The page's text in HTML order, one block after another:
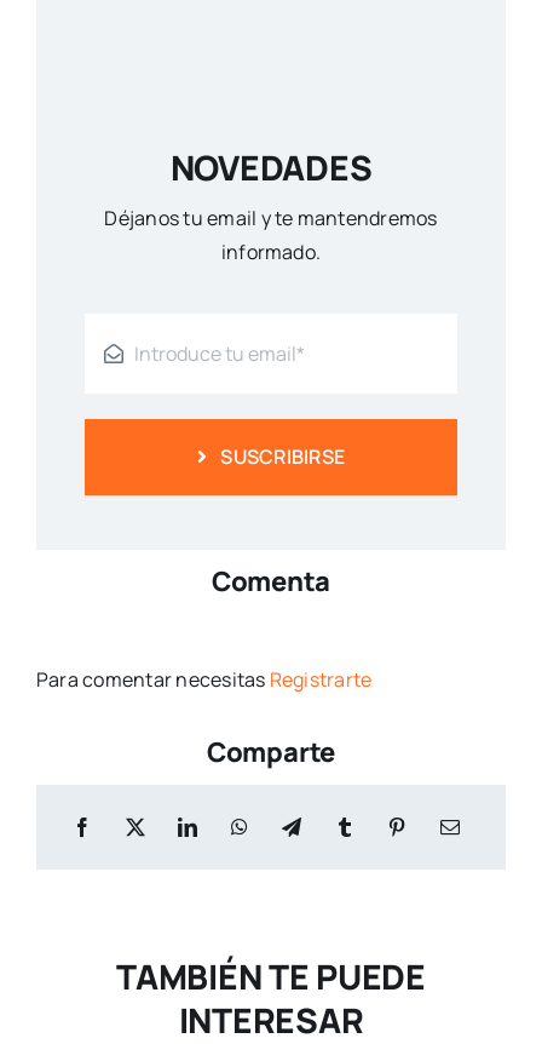
NOVEDADES
Déjanos tu email y te mantendremos
informado.
SUSCRIBIRSE
Comenta
Para comentar necesitas Registrarte
Comparte
TAMBIÉN TE PUEDE
INTERESAR